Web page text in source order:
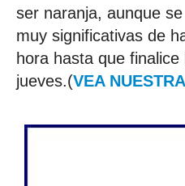
ser naranja, aunque
muy significativas de
hora hasta que
jueves.(VEA